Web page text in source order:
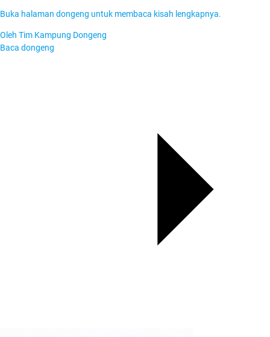
Buka halaman dongeng untuk membaca kisah lengkapnya.
Oleh Tim Kampung Dongeng
Baca dongeng